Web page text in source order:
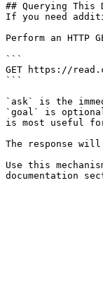
## Querying This
If you need
Perform an
```
GET https://
```
`ask` is the
`goal` is
is most useful
The response
Use this